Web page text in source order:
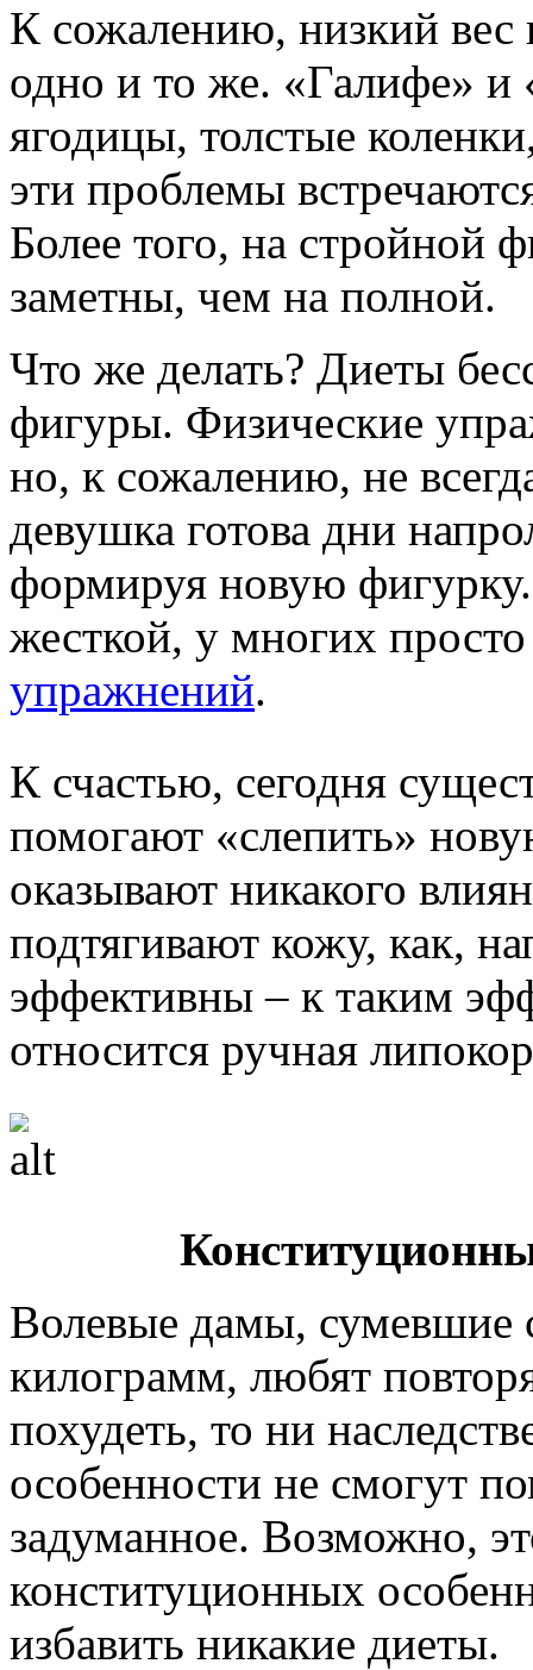
К сожалению, низкий вес
одно и то же. «Галифе»
ягодицы, толстые
эти проблемы
Более того, на стройной
заметны, чем на полной.
Что же делать? Диеты
фигуры. Физические
но, к сожалению, не
девушка готова дни
формируя новую
жесткой, у многих
упражнений.
К счастью, сегодня
помогают «слепить»
оказывают никакого
подтягивают кожу, как,
эффективны – к таким
относится ручная
Волевые дамы, сумевшие
килограмм, любят
похудеть, то ни
особенности не смогут
задуманное. Возможно,
конституционных
избавить никакие диеты.